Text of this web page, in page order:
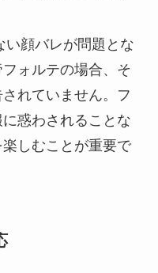
い顔バレが問題とな
ォルテの場合、そ
れていません。フ
惑わされることな
しむことが重要で